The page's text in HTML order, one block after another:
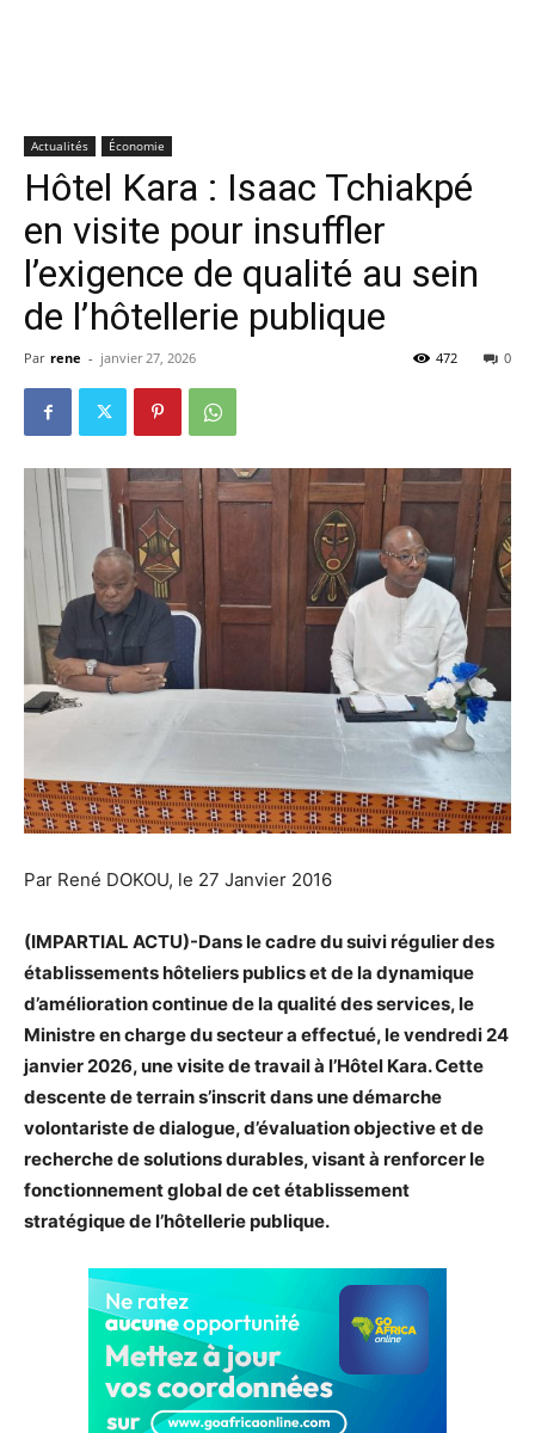
Actualités Économie
Hôtel Kara : Isaac Tchiakpé
en visite pour insuffler
l’exigence de qualité au sein
de l’hôtellerie publique
Par rene - janvier 27, 2026 0
472
Par René DOKOU, le 27 Janvier 2016
(IMPARTIAL ACTU)-Dans le cadre du suivi régulier des
établissements hôteliers publics et de la dynamique
d’amélioration continue de la qualité des services, le
Ministre en charge du secteur a effectué, le vendredi 24
janvier 2026, une visite de travail à l’Hôtel Kara. Cette
descente de terrain s’inscrit dans une démarche
volontariste de dialogue, d’évaluation objective et de
recherche de solutions durables, visant à renforcer le
fonctionnement global de cet établissement
stratégique de l’hôtellerie publique.